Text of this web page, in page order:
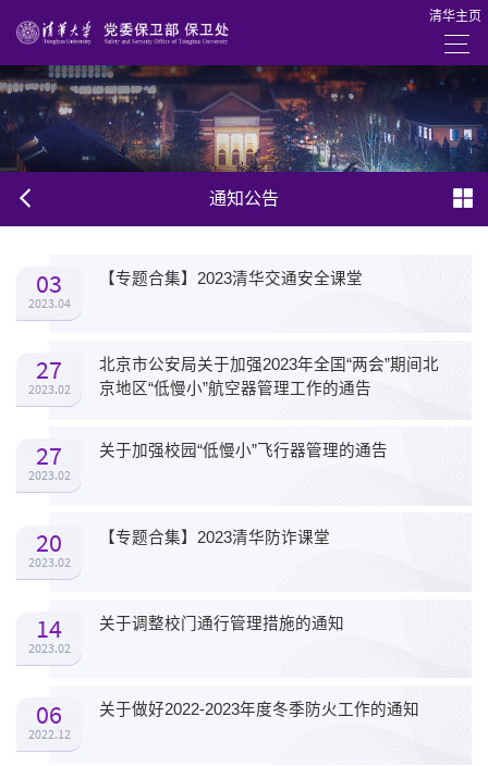
清华主页
通知公告
03
2023.04
【专题合集】2023清华交通安全课堂
27
2023.02
北京市公安局关于加强2023年全国“两会”期间北
京地区“低慢小”航空器管理工作的通告
27
2023.02
关于加强校园“低慢小”飞行器管理的通告
20
2023.02
【专题合集】2023清华防诈课堂
14
2023.02
关于调整校门通行管理措施的通知
06
2022.12
关于做好2022-2023年度冬季防火工作的通知